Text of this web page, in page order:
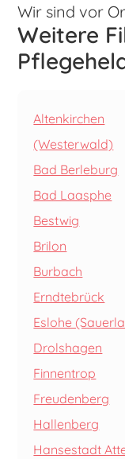
Wir sind vor
Weitere
Altenkirchen
(Westerwald)
Bad Berleburg
Bad Laasphe
Bestwig
Brilon
Burbach
Erndtebrück
Eslohe
Drolshagen
Finnentrop
Freudenberg
Hallenberg
Hansestadt